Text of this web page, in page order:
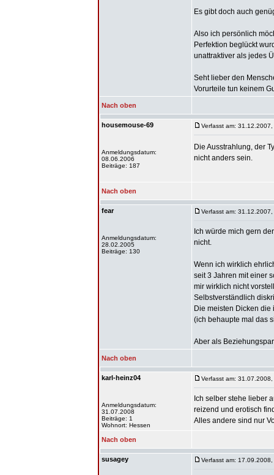
Es gibt doch auch
Also ich persönlich
Perfektion beglückt
unattraktiver als jedes
Seht lieber den
Vorurteile tun keinem
Nach oben
housemouse-69
Anmeldungsdatum:
08.06.2006
Beiträge: 187
Verfasst am:
Die Ausstrahlung, der
nicht anders sein.
Nach oben
fear
Anmeldungsdatum:
28.02.2005
Beiträge: 130
Verfasst am:
Ich würde mich gern
nicht.
Wenn ich wirklich
seit 3 Jahren mit einer
mir wirklich nicht
Selbstverständlich
Die meisten Dicken
(ich behaupte mal das
Aber als
Nach oben
karl-heinz04
Anmeldungsdatum:
31.07.2008
Beiträge: 1
Wohnort: Hessen
Verfasst am:
Ich selber stehe lieber
reizend und erotisch
Alles andere sind nur
Nach oben
susagey Verfasst am: